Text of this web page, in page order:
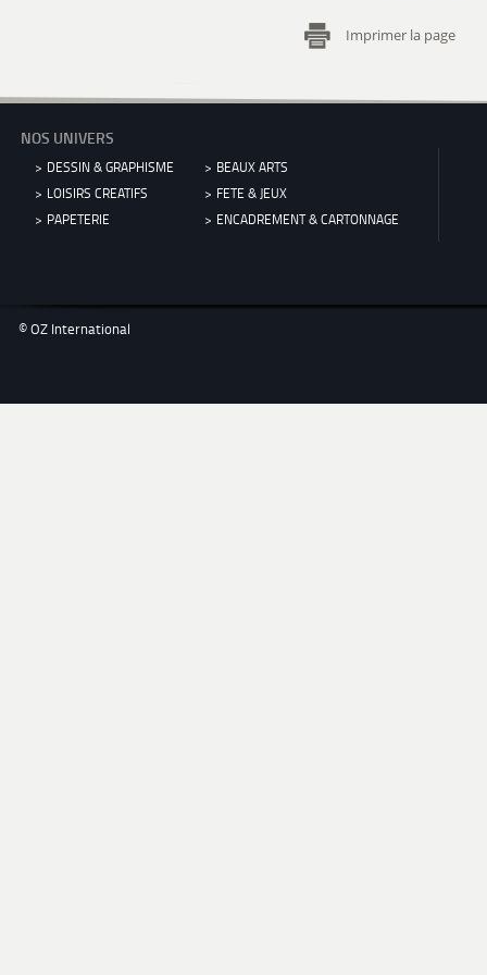
Imprimer la page
NOS UNIVERS
DESSIN & GRAPHISME
BEAUX ARTS
LOISIRS CREATIFS
FETE & JEUX
PAPETERIE
ENCADREMENT & CARTONNAGE
© OZ International